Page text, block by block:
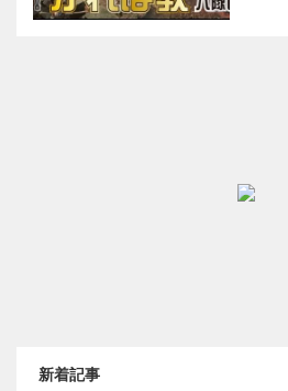
新着記事